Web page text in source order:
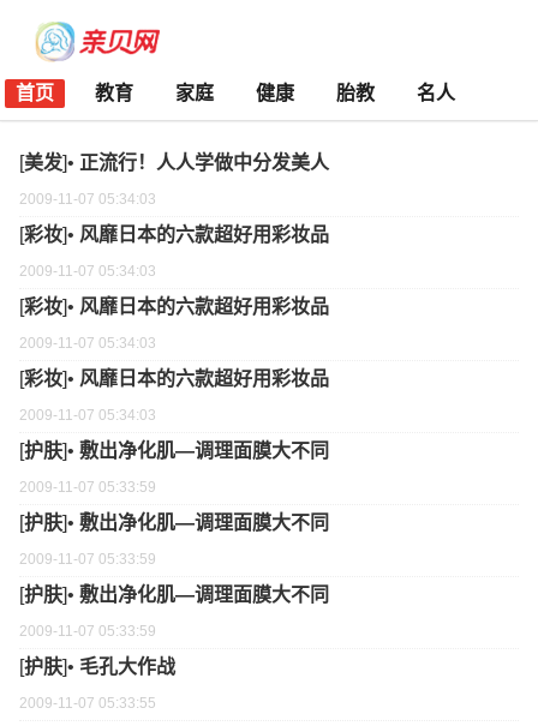
首页 教育 家庭 健康 胎教 名人
[美发]• 正流行！人人学做中分发美人
2009-11-07 05:34:03
[彩妆]• 风靡日本的六款超好用彩妆品
2009-11-07 05:34:03
[彩妆]• 风靡日本的六款超好用彩妆品
2009-11-07 05:34:03
[彩妆]• 风靡日本的六款超好用彩妆品
2009-11-07 05:34:03
[护肤]• 敷出净化肌—调理面膜大不同
2009-11-07 05:33:59
[护肤]• 敷出净化肌—调理面膜大不同
2009-11-07 05:33:59
[护肤]• 敷出净化肌—调理面膜大不同
2009-11-07 05:33:59
[护肤]• 毛孔大作战
2009-11-07 05:33:55